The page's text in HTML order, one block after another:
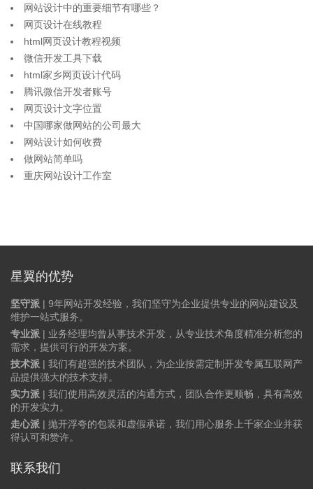
网站设计中的重要细节有哪些？
网页设计在线教程
html网页设计教程视频
微信开发工具下载
html家乡网页设计代码
腾讯微信开发者账号
网页设计文字位置
中国哪家做网站的公司最大
网站设计如何收费
做网站简单吗
重庆网站设计工作室
星翼的优势
坚守派 | 9年网站开发经验，我们坚守为企业提供专业的网站建设及
维护一站式服务。
专业派 | 业务经理均曾从事技术开发，从专业技术角度精准分析您的
需求，提供可行的开发方案。
技术派 | 我们有超强的技术团队，为企业按需定制开发专属互联网产
品提供强大的技术支持。
实力派 | 我们使用高效灵活的沟通方式，团队合作更顺畅，具有高效
的开发实力。
走心派 | 抛开浮夸的包装和虚假承诺，我们用心服务上千家企业并获
得认可和赞许。
联系我们